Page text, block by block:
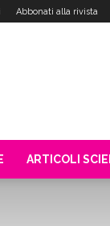
Abbonati alla rivista
ARTICOLI